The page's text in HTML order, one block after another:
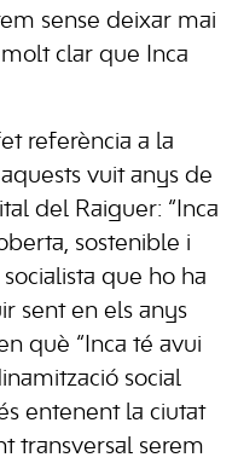
sense deixar mai
clar que Inca
referència a la
vuit anys de
del Raiguer: “Inca
sostenible i
que ho ha
sent en els anys
què “Inca té avui
social
entenent la ciutat
transversal serem